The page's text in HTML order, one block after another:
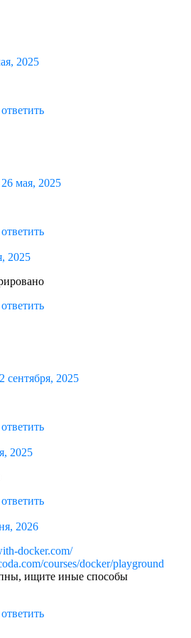
2025
26 мая, 2025
2025
2 сентября, 2025
2025
2026
docker.com/
courses/docker/playground
ищите иные способы